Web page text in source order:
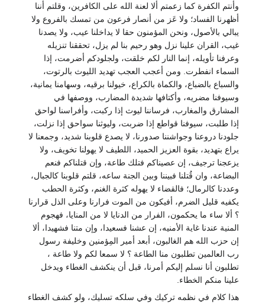
وأنتم الكفرة كما زعمتم ألا لعنة الله على الكافرين، وقلتم أننا
أظهرنا الفساد؛ ولا عَز من أنصار فرعون من تمسك بالفروع ولا
يبالي بالأصول، ونحن المؤمنون حقا لا يداخلنا عيب، ولا يصدنا
غيب، القران علينا نزل وهو رحيم بنا لم يزل، تحققنا تنزيله
وعرفنا تأويله، إنما النار لكم خلقت، ولجلودكم أضرمت، إذا
السماء انفطرت. ومن أعجب العجب تهديد الليوث بالرتوت،
والسباع بالضباع، والكماة بالكراع، خيولنا برقيه، وسهامنا يمانية،
وسيوفنا مضريه، وأكتافها شديدة المضارب، ووصفها في
المشارق والمغارب، فرساننا ليوث إذا ركبت، وأفراسنا لواحق
إذا طلبت، سيوفنا قواطع إذا ضربت، وليوثنا سواحق إذا نزلت،
جلودنا دروعنا وجواشننا صدورنا، لا يصدع قلوبنا شديد، وجمعنا لا
يراع بتهديد، بقوة العزيز الحميد، اللطيف لا يهولنا تخويف، ولا
يزعجنا ترجيف، إن عصيناكم فتلك طاعة، وإن قتلناكم فنعم
البضاعة، وان قُتلنا فبيننا وبين الجنة ساعه، قلتم قلوبنا كالجبال،
وعددنا كالرمال؛ فالقضاء لا يهوله كثرة الغنم، وكثرة الحطب
يكفيه قليل الضرم، أفيكون من الموت فرارنا وعلى الذل قرارنا
؟ ألا ساء ما يحكمون، الفرار من الدنايا لا من المنايا، فهجوم
المنية عندنا غاية الأمنيه، إن عشنا فسعيدا، وإن متنا فشهيدا، ألا
إن حزب الله هم الغالبون، أبعد أمير المِؤمنين وخليفة رسول
رب العالمين تطلبون منا الطاعة ؟ لا سمعا لكم ولا طاعة ،
تطلبون أنا نسلم إليكم أمرنا، قبل أن ينكشف الغطاء ويدخل
علينا منكم الخطاء.
هذا كلام في نظمه تركيك وفي سلكه تسليك، ولو كشف الغطاء